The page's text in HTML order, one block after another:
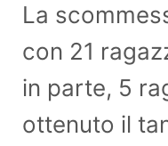
La
con 21
in parte, 5
ottenuto il